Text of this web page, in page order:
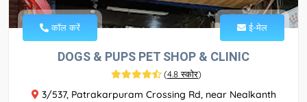
कॉल करें ई-मेल
DOGS & PUPS PET SHOP & CLINIC
(4.8 स्कोर)
3/537, Patrakarpuram Crossing Rd, near Nealkanth